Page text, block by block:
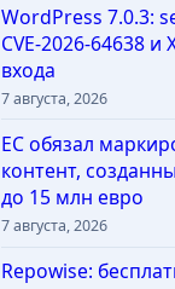
WordPress 7.0.3:
CVE-2026-64638 и
входа
7 августа, 2026
ЕС обязал
контент,
до 15 млн евро
7 августа, 2026
Repowise: